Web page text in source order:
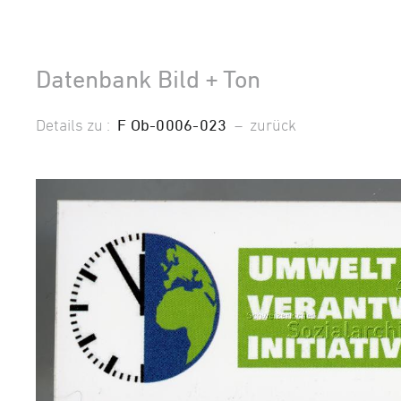
Datenbank Bild + Ton
Details zu : F Ob-0006-023 – zurück